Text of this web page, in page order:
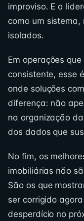
improviso. E a
como um
isolados.
Em operações
consistente, esse
onde soluções
diferença: não
na organização da
dos dados que
No fim, os
imobiliárias não
São os que
ser corrigido
desperdício no